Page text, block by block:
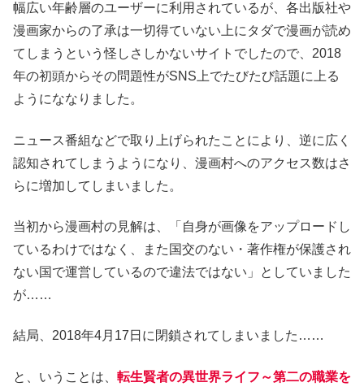
幅広い年齢層のユーザーに利用されているが、各出版社や
漫画家からの了承は一切得ていない上にタダで漫画が読め
てしまうという怪しさしかないサイトでしたので、2018
年の初頭からその問題性がSNS上でたびたび話題に上る
ようにななりました。
ニュース番組などで取り上げられたことにより、逆に広く
認知されてしまうようになり、漫画村へのアクセス数はさ
らに増加してしまいました。
当初から漫画村の見解は、「自身が画像をアップロードし
ているわけではなく、また国交のない・著作権が保護され
ない国で運営しているので違法ではない」としていました
が……
結局、2018年4月17日に閉鎖されてしまいました……
と、いうことは、 転生賢者の異世界ライフ～第二の職業を